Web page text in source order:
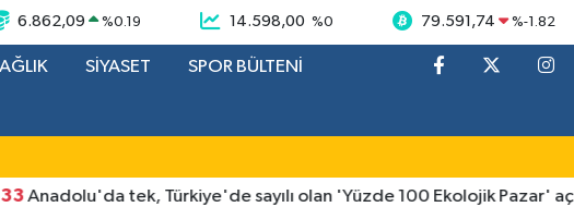
6.862,09 %0.19 14.598,00 %0 79.591,74 %-1.82
SİYASET SPOR BÜLTENİ
tek, Türkiye'de sayılı olan 'Yüzde 100 Ekolojik Pazar' açıldı